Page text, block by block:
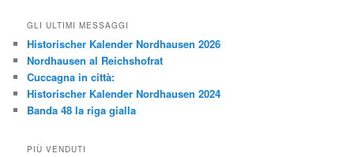
GLI ULTIMI MESSAGGI
Historischer Kalender Nordhausen 2026
Nordhausen al Reichshofrat
Cuccagna in città:
Historischer Kalender Nordhausen 2024
Banda 48 la riga gialla
PIÙ VENDUTI